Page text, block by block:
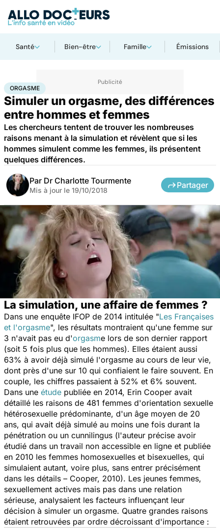
Santé Bien-être Famille Émissions
AccueilBien-être
ORGASME
Simuler un orgasme, des différences
entre hommes et femmes
Les chercheurs tentent de trouver les nombreuses
raisons menant à la simulation et révèlent que si les
hommes simulent comme les femmes, ils présentent
quelques différences.
Par Dr Charlotte Tourmente
Mis à jour le 19/10/2018
Partager
La simulation, une affaire de femmes ?
Dans une enquête IFOP de 2014 intitulée "Les Françaises
et l'orgasme", les résultats montraient qu'une femme sur
3 n'avait pas eu d'orgasme lors de son dernier rapport
(soit 5 fois plus que les hommes). Elles étaient aussi
63% à avoir déjà simulé l'orgasme au cours de leur vie,
dont près d'une sur 10 qui confiaient le faire souvent. En
couple, les chiffres passaient à 52% et 6% souvent.
Dans une étude publiée en 2014, Erin Cooper avait
détaillé les raisons de 481 femmes d'orientation sexuelle
hétérosexuelle prédominante, d'un âge moyen de 20
ans, qui avait déjà simulé au moins une fois durant la
pénétration ou un cunnilingus (l'auteur précise avoir
étudié dans un travail non accessible en ligne et publiée
en 2010 les femmes homosexuelles et bisexuelles, qui
simulaient autant, voire plus, sans entrer précisément
dans les détails – Cooper, 2010). Les jeunes femmes,
sexuellement actives mais pas dans une relation
sérieuse, analysaient les facteurs influençant leur
décision à simuler un orgasme. Quatre grandes raisons
étaient retrouvées par ordre décroissant d'importance :